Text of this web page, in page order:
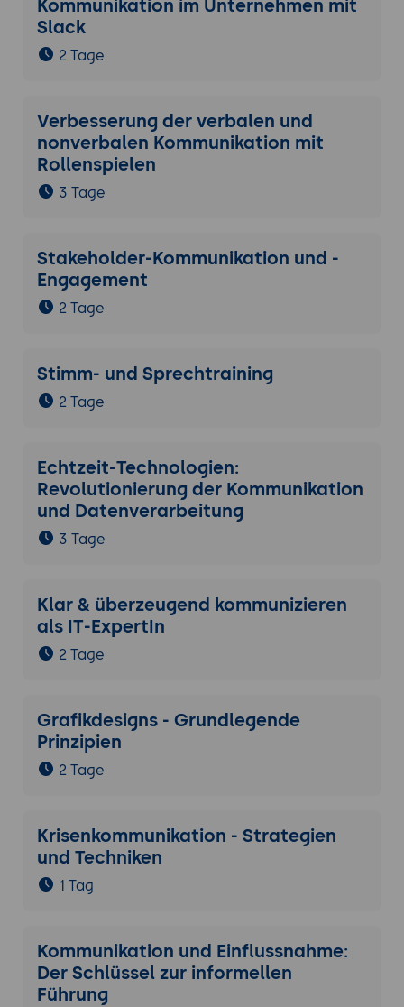
Kommunikation im Unternehmen mit
Slack
2 Tage
Verbesserung der verbalen und
nonverbalen Kommunikation mit
Rollenspielen
3 Tage
Stakeholder-Kommunikation und -
Engagement
2 Tage
Stimm- und Sprechtraining
2 Tage
Echtzeit-Technologien:
Revolutionierung der Kommunikation
und Datenverarbeitung
3 Tage
Klar & überzeugend kommunizieren
als IT-ExpertIn
2 Tage
Grafikdesigns - Grundlegende
Prinzipien
2 Tage
Krisenkommunikation - Strategien
und Techniken
1 Tag
Kommunikation und Einflussnahme:
Der Schlüssel zur informellen
Führung